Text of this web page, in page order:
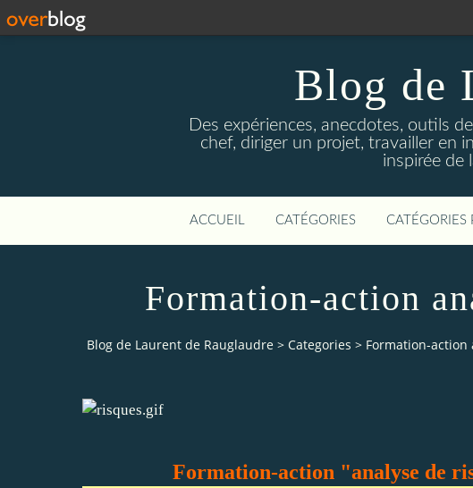
Blog de
Des expériences, anecdotes, outils
chef, diriger un projet, travailler en
inspirée de
ACCUEIL CATÉGORIES CATÉGORIES
Formation-action
Blog de Laurent de Rauglaudre > Categories > Formation-action
Formation-action "analyse de